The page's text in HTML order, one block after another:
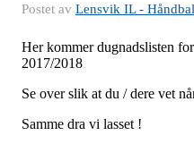
Postet av Lensvik IL -
Her kommer dugnadslisten
2017/2018
Se over slik at du / dere vet
Samme dra vi lasset !